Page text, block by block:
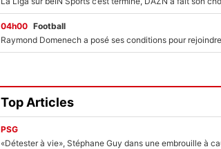
04h00 Football
Top Articles
PSG